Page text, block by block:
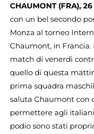
CHAUMONT (FRA), 26
con un bel secondo
Monza al torneo
Chaumont, in Francia.
match di venerdì
quello di questa
prima squadra
saluta Chaumont con
permettere agli
podio sono stati